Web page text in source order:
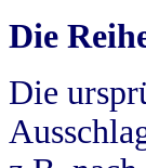
Die
Die